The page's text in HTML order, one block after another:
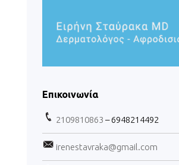
Επικοινωνία
2109810863 – 6948214492
irenestavraka@gmail.com